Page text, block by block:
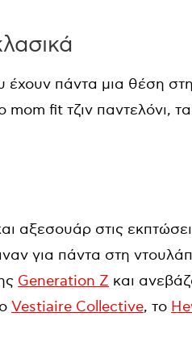
έχουν πάντα μια θέση
mom fit τζιν παντελόνι,
αξεσουάρ στις
για πάντα στη
Generation Z και
Vestiaire Collective, το